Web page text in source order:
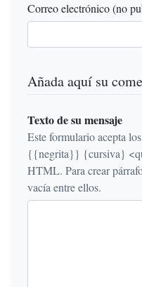
Correo electrónico (no
Añada aquí su
Texto de su mensaje
Este formulario acepta
{{negrita}} {cursiva} <quote>
HTML. Para crear
vacía entre ellos.